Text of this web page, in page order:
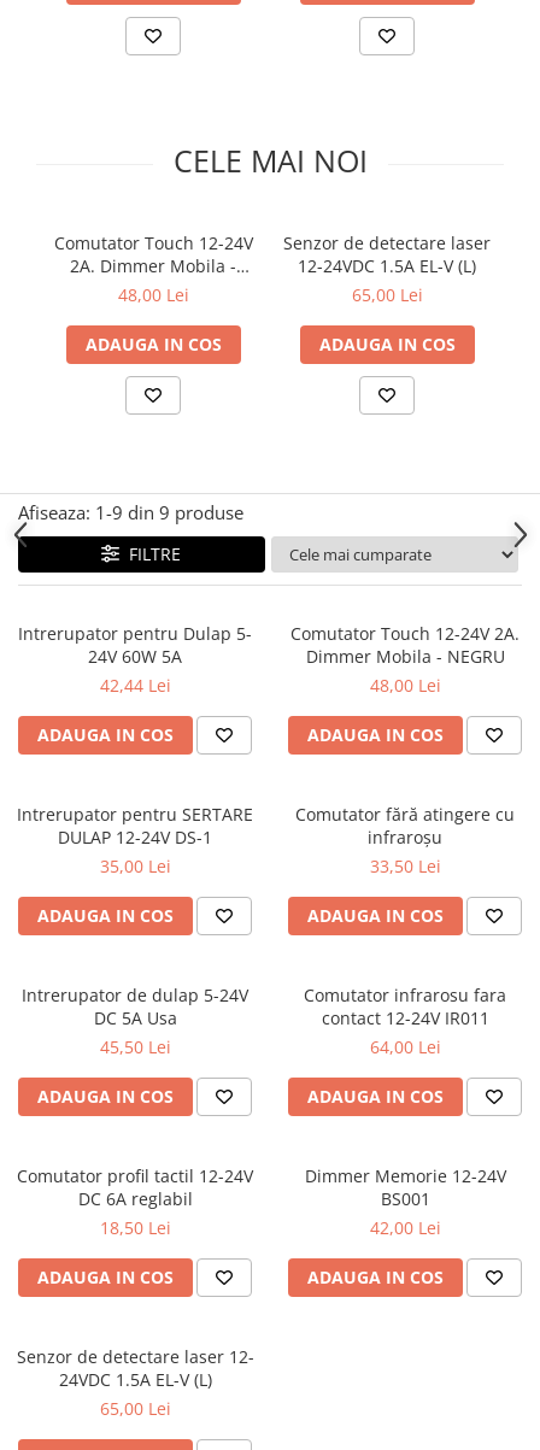
Comutatoare / Detectoare PIR
CELE MAI NOI
Comutator Touch 12-24V
2A. Dimmer Mobila -
NEGRU
48,00 Lei
ADAUGA IN COS
Senzor de detectare laser
12-24VDC 1.5A EL-V (L)
65,00 Lei
ADAUGA IN COS
Afiseaza: 1-9 din 9 produse
FILTRE
Intrerupator pentru Dulap 5-
24V 60W 5A
42,44 Lei
ADAUGA IN COS
Comutator Touch 12-24V 2A.
Dimmer Mobila - NEGRU
48,00 Lei
ADAUGA IN COS
Intrerupator pentru SERTARE
DULAP 12-24V DS-1
35,00 Lei
ADAUGA IN COS
Comutator fără atingere cu
infraroșu
33,50 Lei
ADAUGA IN COS
Intrerupator de dulap 5-24V
DC 5A Usa
45,50 Lei
ADAUGA IN COS
Comutator infrarosu fara
contact 12-24V IR011
64,00 Lei
ADAUGA IN COS
Comutator profil tactil 12-24V
DC 6A reglabil
18,50 Lei
ADAUGA IN COS
Dimmer Memorie 12-24V
BS001
42,00 Lei
ADAUGA IN COS
Senzor de detectare laser 12-
24VDC 1.5A EL-V (L)
65,00 Lei